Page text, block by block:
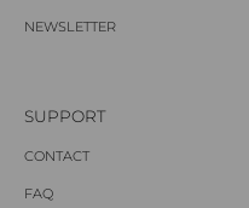
NEWSLETTER
SUPPORT
CONTACT
FAQ